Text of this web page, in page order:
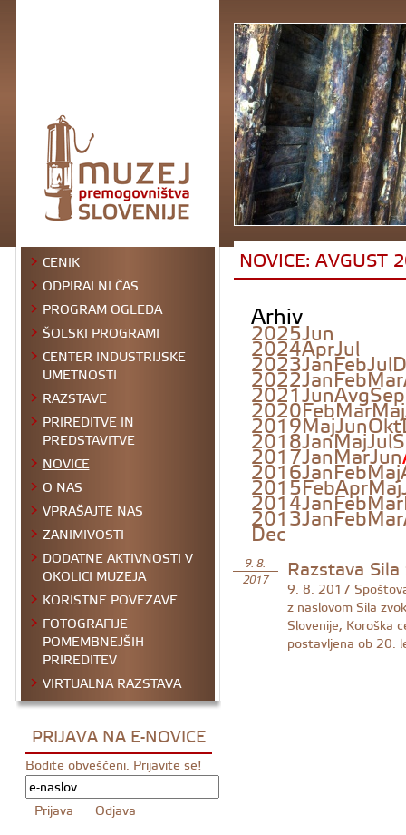
CENIK
ODPIRALNI ČAS
PROGRAM OGLEDA
ŠOLSKI PROGRAMI
CENTER INDUSTRIJSKE
UMETNOSTI
RAZSTAVE
PRIREDITVE IN
PREDSTAVITVE
NOVICE
O NAS
VPRAŠAJTE NAS
ZANIMIVOSTI
DODATNE AKTIVNOSTI V
OKOLICI MUZEJA
KORISTNE POVEZAVE
FOTOGRAFIJE
POMEMBNEJŠIH
PRIREDITEV
VIRTUALNA RAZSTAVA
PRIJAVA NA E-NOVICE
Bodite obveščeni. Prijavite se!
NOVICE: AVGUST
Arhiv
2025Jun
2024AprJul
2023JanFebJul
2022JanFebMar
2021JunAvgSep
2020FebMarMaj
2019MajJunOkt
2018JanMajJul
2017JanMarJun
2016JanFebMaj
2015FebAprMaj
2014JanFebMar
2013JanFebMar
Dec
9. 8.
2017
Razstava
9. 8. 2017
z naslovom Sila
Slovenije, Koroška
postavljena ob 20.